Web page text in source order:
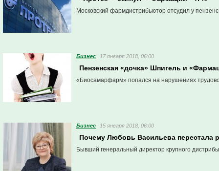
Московский фармдистрибьютор отсудил у
Бизнес 17 января 2018, 06:00
Пензенская «дочка» Шпигель и
«Биосамарфарм» попался на нарушениях
Бизнес 15 января 2018, 06:00
Почему Любовь Васильева перестала
Бывший генеральный директор крупного